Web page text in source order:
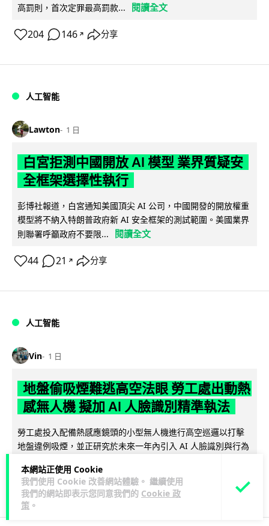
本網站正使用 Cookie
我們使用 Cookie 改善網站體驗。 繼續使用
我們的網站即表示您同意我們的 Cookie 政
策 。
高罰則，首次定罪最高罰款...
閱讀全文
204 146 ↗ 分享
人工智能
Lawton 1 日
白宮拒測中國開放 AI 模型 業界質疑安
全框架選擇性執行
彭博社報道，白宮通知美國頂尖 AI 公司，中國開發的開放權重
模型將不納入特朗普政府新 AI 安全框架的測試範圍。美國業界
則聯署呼籲政府不要限...
閱讀全文
44 21 ↗ 分享
人工智能
Vin 1 日
地盤偷吸煙難逃高空法眼 勞工處出動熱
感無人機 擬加 AI 人臉識別精準執法
勞工處投入配備熱感應鏡頭的小型無人機進行高空巡邏以打擊
地盤違例吸煙，並正研究於未來一年內引入 AI 人臉識別與行為
246 55 ↗ 分享